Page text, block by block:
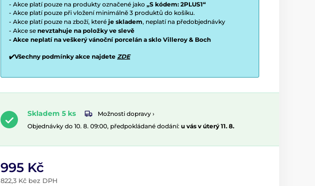
- Akce platí pouze na produkty označené jako „S kódem: 2PLUS1“
- Akce platí pouze při vložení minimálně 3 produktů do košíku.
- Akce platí pouze na zboží, které je skladem, neplatí na předobjednávky
- Akce se nevztahuje na položky ve slevě
- Akce neplatí na veškerý vánoční porcelán a sklo Villeroy & Boch
✔️Všechny podmínky akce najdete ZDE
Skladem 5 ks
Možnosti dopravy ›
Objednávky do 10. 8. 09:00, předpokládané dodání: u vás v úterý 11. 8.
995 Kč
822,3 Kč bez DPH